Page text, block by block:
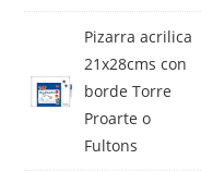
Pizarra acrilica
21x28cms con
borde Torre
Proarte o
Fultons